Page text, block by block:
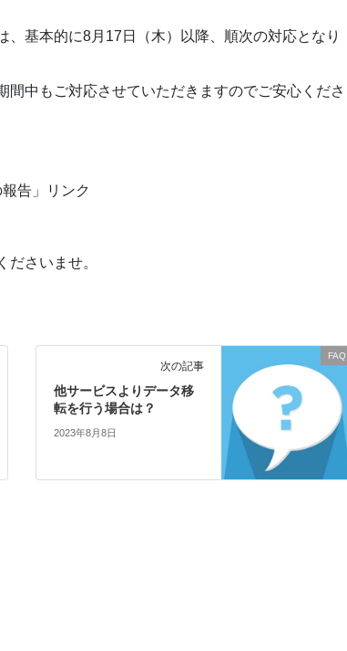
基本的に8月17日（木）以降、順次の対応となり
中もご対応させていただきますのでご安心くださ
告」リンク
ださいませ。
FAQ
次の記事
他サービスよりデータ移
転を行う場合は？
2023年8月8日